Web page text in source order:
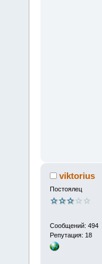
viktorius
Постоялец
Сообщений: 494
Репутация: 18